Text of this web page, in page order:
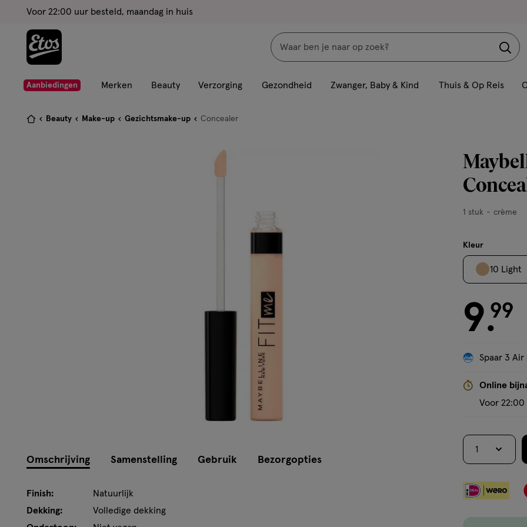
ga
de
hoofd
ga
de
Voor 22:00 uur besteld, maandag in huis
Zoeken
met
Aanbiedingen Merken Beauty Verzorging Gezondheid Zwanger, Baby & Kind Thuis & Op Reis
Je
Beauty Make-up Gezichtsmake-up Concealer
1
crème
1 stuk crème
Kleur
10 Light
€ 9.99
9.99
Spaar 3 Air
Online
Voor 22:00
1
Omschrijving Samenstelling Gebruik Bezorgopties
Finish:
Natuurlijk
Dekking:
Volledige dekking